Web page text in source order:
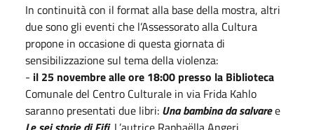
In continuità con il format alla base della mostra, altri
due sono gli eventi che l’Assessorato alla Cultura
propone in occasione di questa giornata di
sensibilizzazione sul tema della violenza:
- il 25 novembre alle ore 18:00 presso la Biblioteca
Comunale del Centro Culturale in via Frida Kahlo
saranno presentati due libri: Una bambina da salvaree